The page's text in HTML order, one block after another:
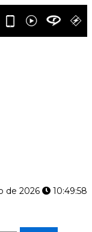
de 2026
10:49:58